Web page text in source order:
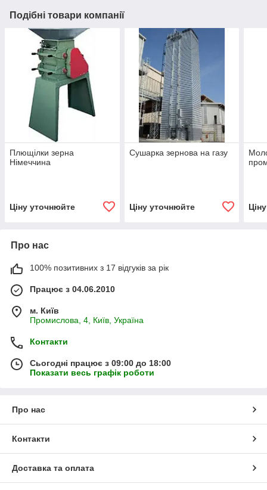
Подібні товари компанії
Плющілки зерна
Німеччина
Ціну уточнюйте
Сушарка зернова на газу
Ціну уточнюйте
Про нас
100% позитивних з 17 відгуків за рік
Працює з 04.06.2010
м. Київ
Промислова, 4, Київ, Україна
Контакти
Сьогодні працює з 09:00 до 18:00
Показати весь графік роботи
Про нас
Контакти
Доставка та оплата